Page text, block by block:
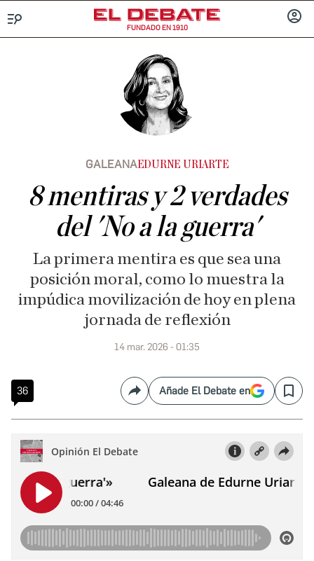
FUNDADO EN 1910
GALEANAEDURNE URIARTE
8 mentiras y 2 verdades
del 'No a la guerra'
La primera mentira es que sea una
posición moral, como lo muestra la
impúdica movilización de hoy en plena
jornada de reflexión
14 mar. 2026 - 01:35
36 CompartirAñade El Debate en Save